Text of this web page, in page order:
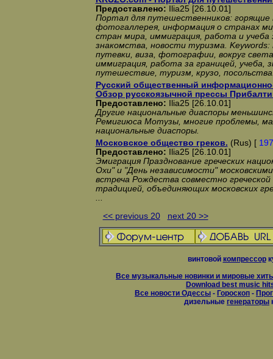
Предоставлено:
Ilia25 [26.10.01]
Портал для путешественников: горящие
фотогаллерея, информация о странах
стран мира, иммиграция, работа и учеба
знакомства, новости туризма.
путевки, виза, фотографии, вокруг
иммиграция, работа за границей, учеба,
путешествие, туризм, крузо,
Русский общественный
Обзор русскоязычной прессы
Предоставлено:
Ilia25 [26.10.01]
Другие национальные диаспоры
Ремигиюса Мотузы, многие проблемы,
национальные диаспоры.
Московское общество греков. (Rus) [
Предоставлено:
Ilia25 [26.10.01]
Эмиграция Празднование греческих
Охи" и "День независимости"
встреча Рождества совместно
традицией, объединяющих московских
...
<< previous 20
next 20 >>
винтовой компрессор
Все музыкальные новинки и мировые
Download best music
Все новости Одессы - Гороскоп -
дизельные генераторы